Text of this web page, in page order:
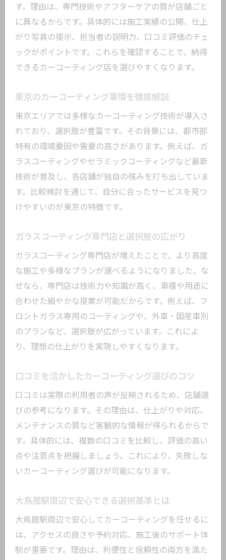
コーティング仕上がりを左右する比較ポイン
ト
カーコーティングで差がつく仕上がりの
条件
トラフィックコーティングの口コミが示
す事例
プロが教えるカーコーティングの比較方
法
ガラスコーティング専門店の特徴を確認
仕上がり重視で選ぶカーコーティング店
口コミから読み解く納得のカーコーティング
術
カーコーティングの口コミを信頼する理
良い口コミに共通するポイントを徹底分
析
トラフィックコーティング口コミ活用術
ユーザー評価から学ぶ選び方のコツ
カーコーティング東京で高評価の傾向
実際の口コミで見極める満足度の違い
カーコーティング施工実績が示す信頼性
実績豊富な店舗が選ばれる理由を解説
ガラスコーティング専門店の技術力に注
目
施工実績を比較して納得の店を選ぶ方法
大鳥居駅周辺で注目したい新技術の動向
費用対効果で考えるカーコーティングの極意
カーコーティング費用と効果のバランス
を検証
す。理由は、専門技術やアフターケアの質が店舗ごと
に異なるからです。具体的には施工実績の公開、仕上
がり写真の提示、担当者の説明力、口コミ評価のチェ
ックがポイントです。これらを確認することで、納得
できるカーコーティング店を選びやすくなります。
東京のカーコーティング事情を徹底解説
東京エリアでは多様なカーコーティング技術が導入さ
れており、選択肢が豊富です。その背景には、都市部
特有の環境要因や需要の高さがあります。例えば、ガ
ラスコーティングやセラミックコーティングなど最新
技術が普及し、各店舗が独自の強みを打ち出していま
す。比較検討を通じて、自分に合ったサービスを見つ
けやすいのが東京の特徴です。
ガラスコーティング専門店と選択肢の広がり
ガラスコーティング専門店が増えたことで、より高度
な施工や多様なプランが選べるようになりました。な
ぜなら、専門店は技術力や知識が高く、車種や用途に
合わせた細やかな提案が可能だからです。例えば、フ
ロントガラス専用のコーティングや、外車・国産車別
のプランなど、選択肢が広がっています。これによ
り、理想の仕上がりを実現しやすくなります。
口コミを活かしたカーコーティング選びのコツ
口コミは実際の利用者の声が反映されるため、店舗選
びの参考になります。その理由は、仕上がりや対応、
メンテナンスの質など客観的な情報が得られるからで
す。具体的には、複数の口コミを比較し、評価の高い
点や注意点を把握しましょう。これにより、失敗しな
いカーコーティング選びが可能になります。
大鳥居駅周辺で安心できる選択基準とは
大鳥居駅周辺で安心してカーコーティングを任せるに
は、アクセスの良さや予約対応、施工後のサポート体
制が重要です。理由は、利便性と信頼性の両方を満た